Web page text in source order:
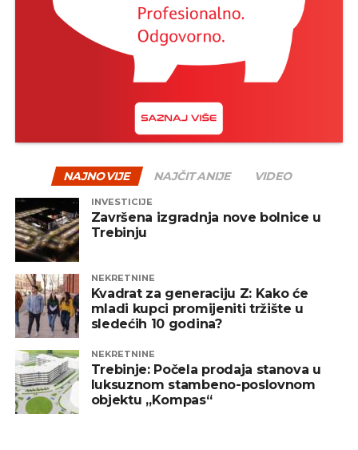
NAJNOVIJE NAJČITANIJE VIDEO
INVESTICIJE
Završena izgradnja nove bolnice u
Trebinju
NEKRETNINE
Kvadrat za generaciju Z: Kako će
mladi kupci promijeniti tržište u
sledećih 10 godina?
NEKRETNINE
Trebinje: Počela prodaja stanova u
luksuznom stambeno-poslovnom
objektu „Kompas“